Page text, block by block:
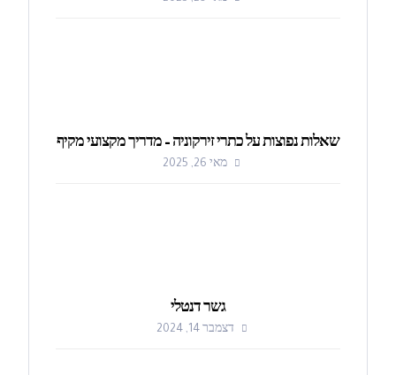
שאלות נפוצות על כתרי זירקוניה – מדריך מקצועי מקיף
מאי 26, 2025
גשר דנטלי
דצמבר 14, 2024